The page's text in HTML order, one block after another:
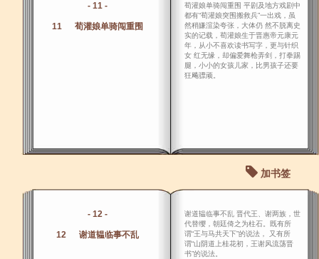
- 11 -
11 荀灌娘单骑闯重围
荀灌娘单骑闯重围 平剧及地方戏剧中
都有“荀灌娘突围搬救兵”一出戏，虽
然稍嫌渲染夸张，大体仍 然不脱离史
实的记载，荀灌娘生于晋惠帝元康元
年，从小不喜欢读书写字，更与针织
女 红无缘，却偏爱舞枪弄剑，打拳踢
腿，小小的女孩儿家，比男孩子还要
狂飚骠顽。
加书签
- 12 -
12 谢道韫临事不乱
谢道韫临事不乱 晋代王、谢两族，世
代替缨，朝廷倚之为柱石。既有所
谓“王与马共天下”的说法， 又有所
谓“山阴道上桂花初，王谢风流荡晋
书”的说法。